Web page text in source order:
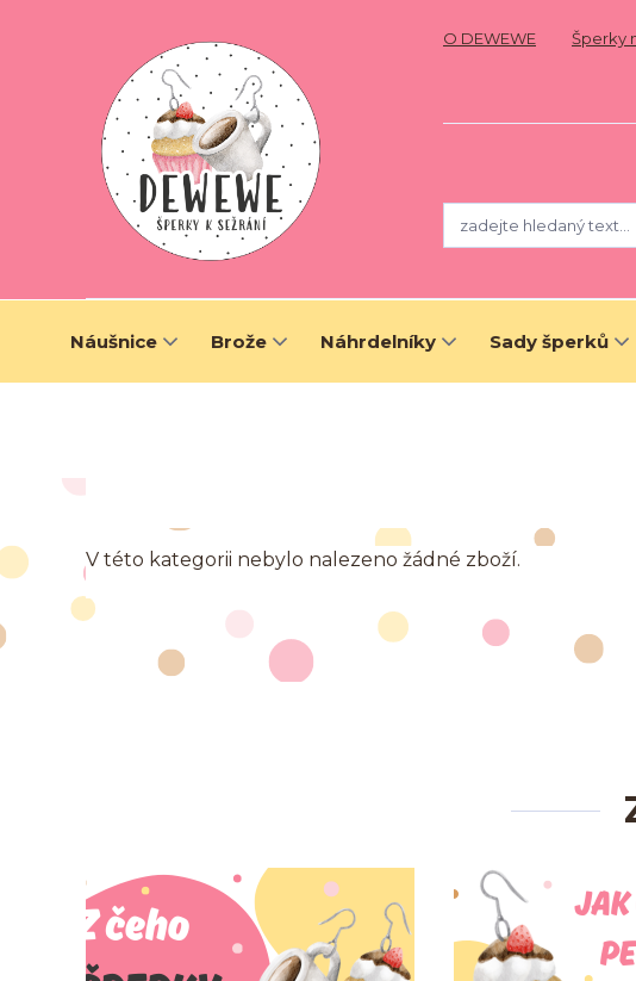
O DEWEWE Šperky
Náušnice Brože Náhrdelníky Sady šperků
V této kategorii nebylo nalezeno žádné zboží.